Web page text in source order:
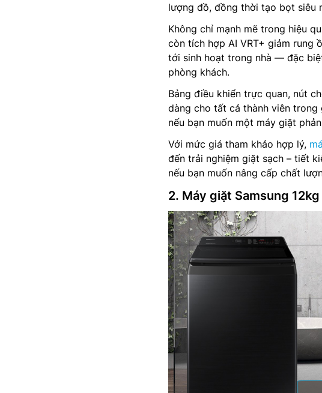
lượng đồ, đồng thời tạo bọt siêu
Không chỉ mạnh mẽ trong hiệu
còn tích hợp AI VRT+ giảm rung
tới sinh hoạt trong nhà — đặc
phòng khách.
Bảng điều khiển trực quan, nút
dàng cho tất cả thành viên
nếu bạn muốn một máy giặt
Với mức giá tham khảo hợp lý,
đến trải nghiệm giặt sạch – tiết
nếu bạn muốn nâng cấp chất
2. Máy giặt Samsung